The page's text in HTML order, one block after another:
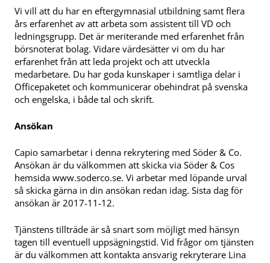
Vi vill att du har en eftergymnasial utbildning samt flera
års erfarenhet av att arbeta som assistent till VD och
ledningsgrupp. Det är meriterande med erfarenhet från
börsnoterat bolag. Vidare värdesätter vi om du har
erfarenhet från att leda projekt och att utveckla
medarbetare. Du har goda kunskaper i samtliga delar i
Officepaketet och kommunicerar obehindrat på svenska
och engelska, i både tal och skrift.
Ansökan
Capio samarbetar i denna rekrytering med Söder & Co.
Ansökan är du välkommen att skicka via Söder & Cos
hemsida www.soderco.se. Vi arbetar med löpande urval
så skicka gärna in din ansökan redan idag. Sista dag för
ansökan är 2017-11-12.
Tjänstens tillträde är så snart som möjligt med hänsyn
tagen till eventuell uppsägningstid. Vid frågor om tjänsten
är du välkommen att kontakta ansvarig rekryterare Lina